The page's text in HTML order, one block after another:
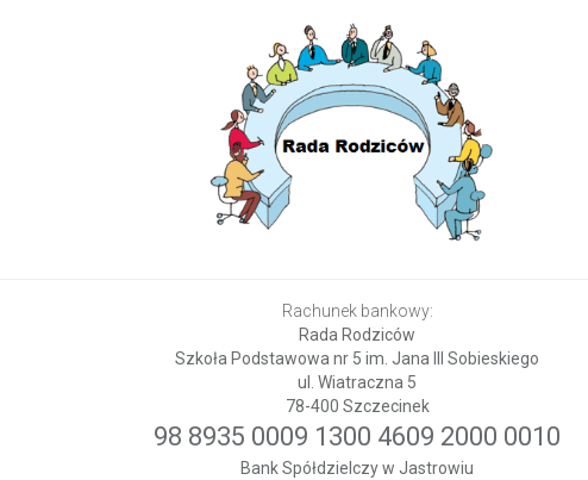
Rachunek bankowy:
Rada Rodziców
Szkoła Podstawowa nr 5 im. Jana III Sobieskiego
ul. Wiatraczna 5
78-400 Szczecinek
98 8935 0009 1300 4609 2000 0010
Bank Spółdzielczy w Jastrowiu